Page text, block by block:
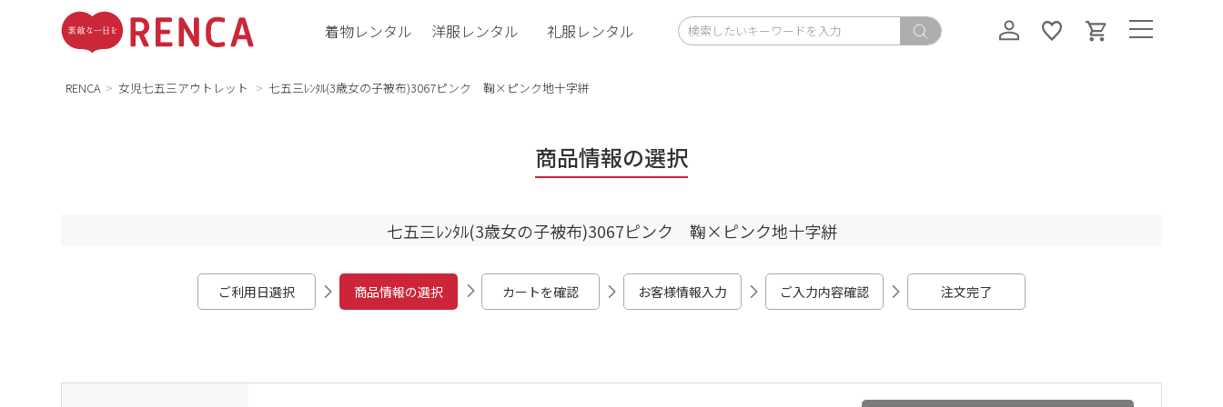
着物レンタル 洋服レンタル 礼服レンタル
RENCA 女児七五三アウトレット 七五三ﾚﾝﾀﾙ(3歳女の子被布)3067ピンク 鞠×ピンク地十字絣
商品情報の選択
七五三ﾚﾝﾀﾙ(3歳女の子被布)3067ピンク 鞠×ピンク地十字絣
ご利用日選択 商品情報の選択 カートを確認 お客様情報入力 ご入力内容確認 注文完了